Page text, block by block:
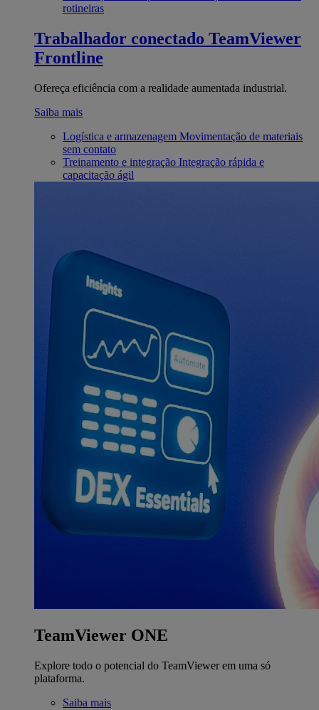
rotineiras
Trabalhador conectado TeamViewer
Frontline
Ofereça eficiência com a realidade aumentada industrial.
Saiba mais
Logística e armazenagem Movimentação de materiais
sem contato
Treinamento e integração Integração rápida e
capacitação ágil
TeamViewer ONE
Explore todo o potencial do TeamViewer em uma só
plataforma.
Saiba mais